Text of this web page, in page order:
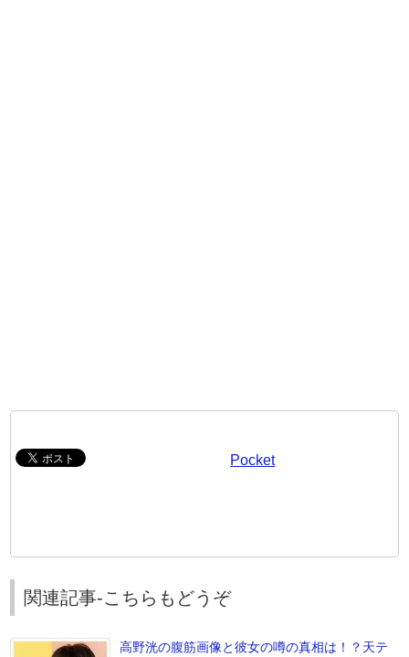
Pocket
関連記事-こちらもどうぞ
高野洸の腹筋画像と彼女の噂の真相は！？天テ